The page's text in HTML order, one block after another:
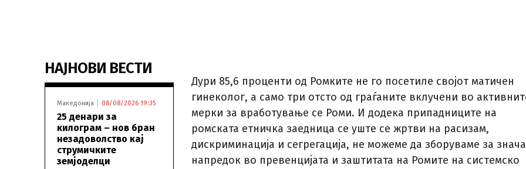
НАЈНОВИ ВЕСТИ
Македонија 08/08/2026 19:35
25 денари за
килограм – нов бран
незадоволство кај
струмичките
земјоделци
Дури 85,6 проценти од Ромките не го посетиле својот матичен
гинеколог, а само три отсто од граѓаните вклучени во
мерки за вработување се Роми. И додека припадниците на
ромската етничка заедница се уште се жртви на расизам,
дискриминација и сегрегација, не можеме да зборуваме за
напредок во превенцијата и заштитата на Ромите на системско